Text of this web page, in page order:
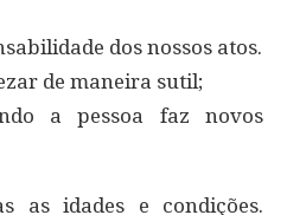
dos nossos atos.
de maneira sutil;
a pessoa faz novos
as idades e condições.